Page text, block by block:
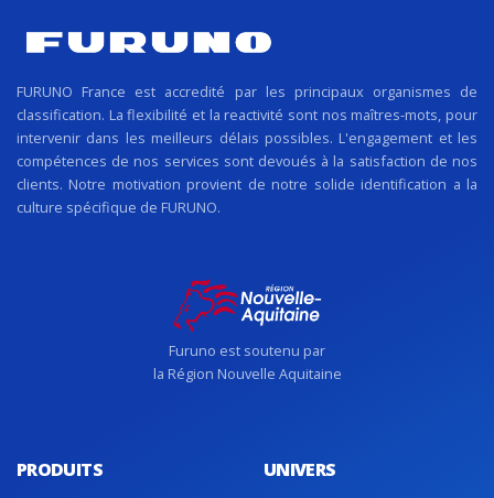
FURUNO France est accredité par les principaux organismes de
classification. La flexibilité et la reactivité sont nos maîtres-mots, pour
intervenir dans les meilleurs délais possibles. L'engagement et les
compétences de nos services sont devoués à la satisfaction de nos
clients. Notre motivation provient de notre solide identification a la
culture spécifique de FURUNO.
Furuno est soutenu par
la Région Nouvelle Aquitaine
PRODUITS UNIVERS